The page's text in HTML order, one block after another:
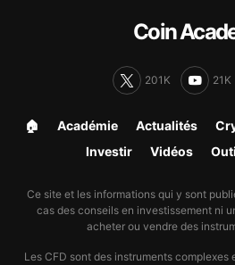
Coin
201K 21K
🏠︎ Académie Actualités
Investir Vidéos
Ce site et les informations qui y sont
cas des conseils en investissement ni
acheter ou vendre des
Les CFD sont des instruments